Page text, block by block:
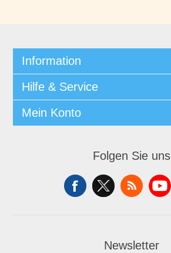
Information
Hilfe & Service
Mein Konto
Folgen Sie uns
Newsletter